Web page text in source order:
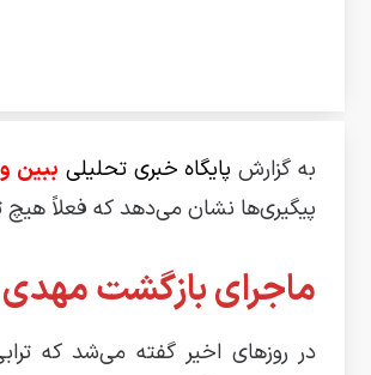
به گزارش پایگاه خبری تحلیلی ببین
پیگیری‌ها نشان می‌دهد که فعلاً
ماجرای بازگشت مهدی
در روز‌های اخیر گفته می‌شد که